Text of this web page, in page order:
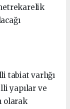
tabiat varlığı
yapılar ve
olarak